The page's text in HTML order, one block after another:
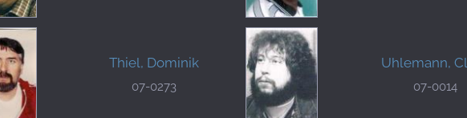
Thiel, Dominik
07-0273
Uhlemann,
07-0014